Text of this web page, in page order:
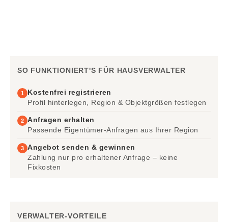
SO FUNKTIONIERT'S FÜR HAUSVERWALTER
1
Kostenfrei registrieren
Profil hinterlegen, Region & Objektgrößen festlegen
2 Anfragen erhalten
Passende Eigentümer-Anfragen aus Ihrer Region
3 Angebot senden & gewinnen
Zahlung nur pro erhaltener Anfrage – keine
Fixkosten
VERWALTER-VORTEILE